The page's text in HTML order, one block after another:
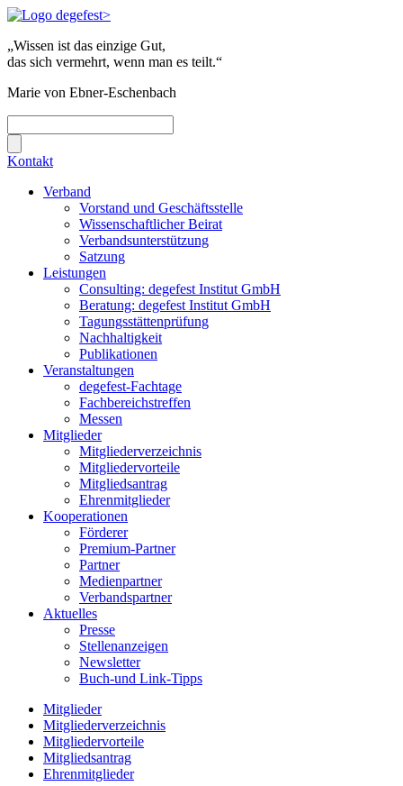
„Wissen ist das einzige Gut,
das sich vermehrt, wenn man es teilt.“
Marie von Ebner-Eschenbach
Kontakt
Verband
Vorstand und Geschäftsstelle
Wissenschaftlicher Beirat
Verbandsunterstützung
Satzung
Leistungen
Consulting: degefest Institut GmbH
Beratung: degefest Institut GmbH
Tagungsstättenprüfung
Nachhaltigkeit
Publikationen
Veranstaltungen
degefest-Fachtage
Fachbereichstreffen
Messen
Mitglieder
Mitgliederverzeichnis
Mitgliedervorteile
Mitgliedsantrag
Ehrenmitglieder
Kooperationen
Förderer
Premium-Partner
Partner
Medienpartner
Verbandspartner
Aktuelles
Presse
Stellenanzeigen
Newsletter
Buch-und Link-Tipps
Mitglieder
Mitgliederverzeichnis
Mitgliedervorteile
Mitgliedsantrag
Ehrenmitglieder